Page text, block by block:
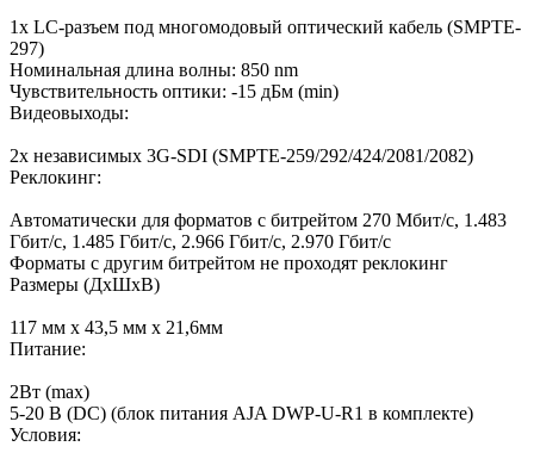
1х LC-разъем под многомодовый оптический кабель (SMPTE-
297)
Номинальная длина волны: 850 nm
Чувствительность оптики: -15 дБм (min)
Видеовыходы:
2х независимых 3G-SDI (SMPTE-259/292/424/2081/2082)
Реклокинг:
Автоматически для форматов с битрейтом 270 Мбит/с, 1.483
Гбит/с, 1.485 Гбит/с, 2.966 Гбит/с, 2.970 Гбит/с
Форматы с другим битрейтом не проходят реклокинг
Размеры (ДхШхВ)
117 мм х 43,5 мм х 21,6мм
Питание​​​​:
2Вт (max)
5-20 В (DC) (блок питания AJA DWP-U-R1 в комплекте)
Условия: